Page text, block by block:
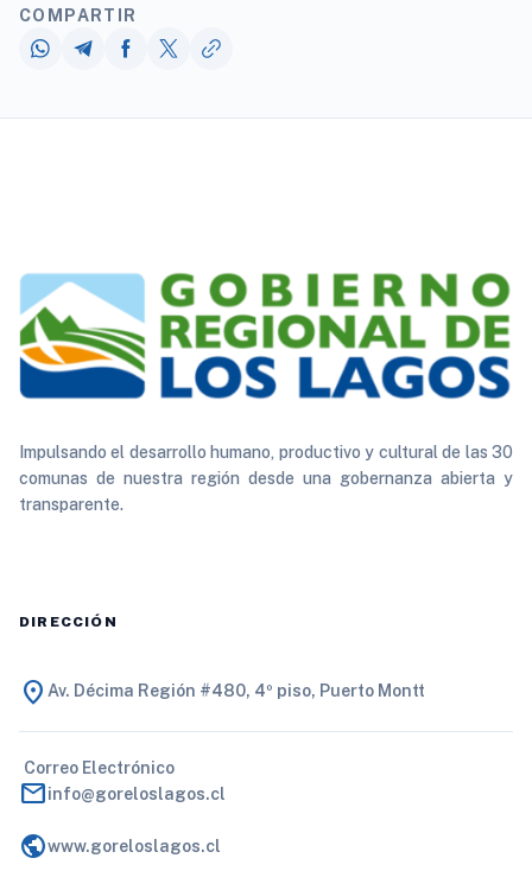
COMPARTIR
Impulsando el desarrollo humano, productivo y cultural de las 30
comunas de nuestra región desde una gobernanza abierta y
transparente.
DIRECCIÓN
location_on Av. Décima Región #480, 4º piso, Puerto Montt
Correo Electrónico
mailinfo@goreloslagos.cl
publicwww.goreloslagos.cl